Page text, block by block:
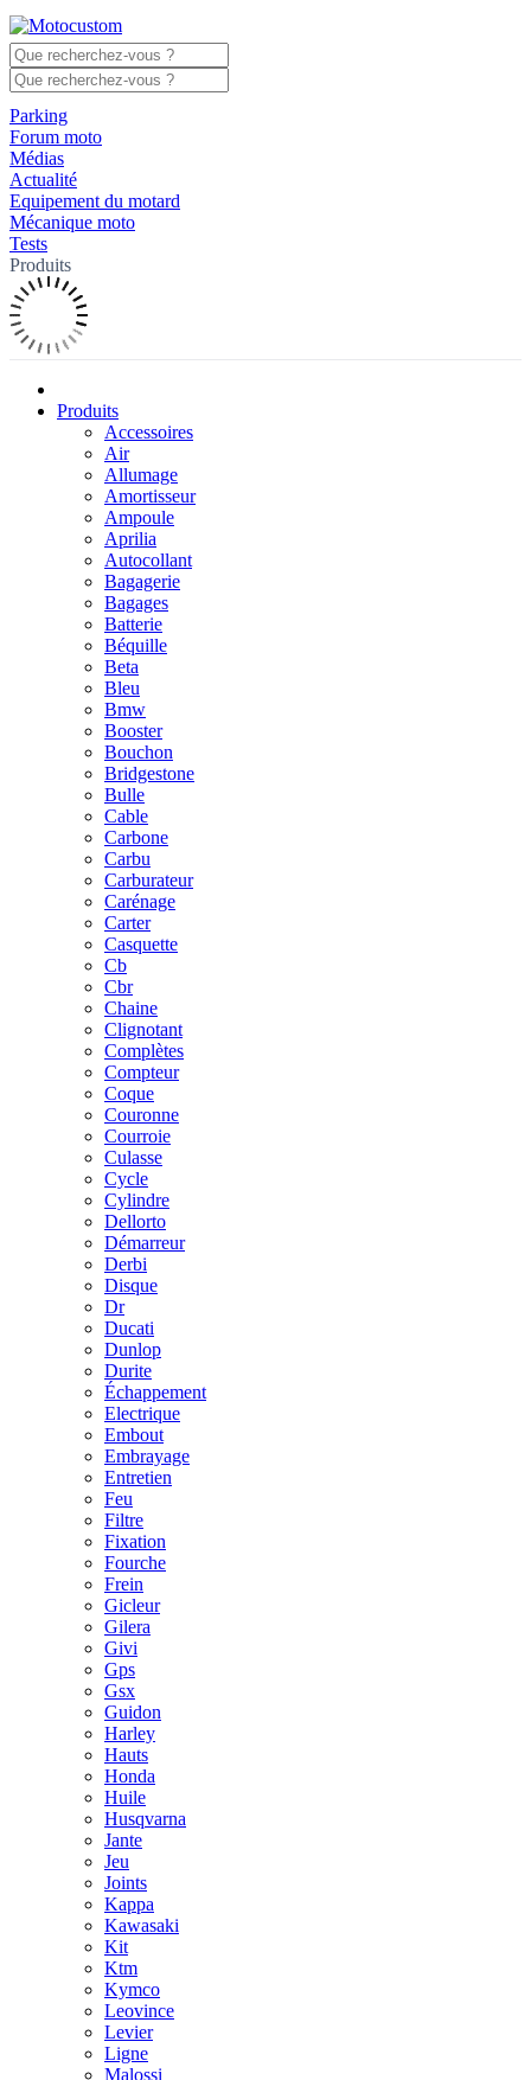
Parking
Forum moto
Médias
Actualité
Equipement du motard
Mécanique moto
Tests
Produits
Produits
Accessoires
Air
Allumage
Amortisseur
Ampoule
Aprilia
Autocollant
Bagagerie
Bagages
Batterie
Béquille
Beta
Bleu
Bmw
Booster
Bouchon
Bridgestone
Bulle
Cable
Carbone
Carbu
Carburateur
Carénage
Carter
Casquette
Cb
Cbr
Chaine
Clignotant
Complètes
Compteur
Coque
Couronne
Courroie
Culasse
Cycle
Cylindre
Dellorto
Démarreur
Derbi
Disque
Dr
Ducati
Dunlop
Durite
Échappement
Electrique
Embout
Embrayage
Entretien
Feu
Filtre
Fixation
Fourche
Frein
Gicleur
Gilera
Givi
Gps
Gsx
Guidon
Harley
Hauts
Honda
Huile
Husqvarna
Jante
Jeu
Joints
Kappa
Kawasaki
Kit
Ktm
Kymco
Leovince
Levier
Ligne
Malossi